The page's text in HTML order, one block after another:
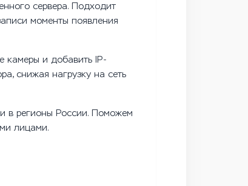
сервера. Подходит
моменты появления
камеры и добавить IP-
снижая нагрузку на сеть
в регионы России. Поможем
лицами.